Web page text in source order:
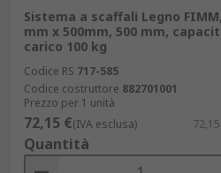
Sistema a scaffali Legno
mm x 500mm, 500 mm,
carico 100 kg
Codice RS 717-585
Codice costruttore 882701001
Prezzo per 1 unità
72,15 €(IVA esclusa)
Quantità